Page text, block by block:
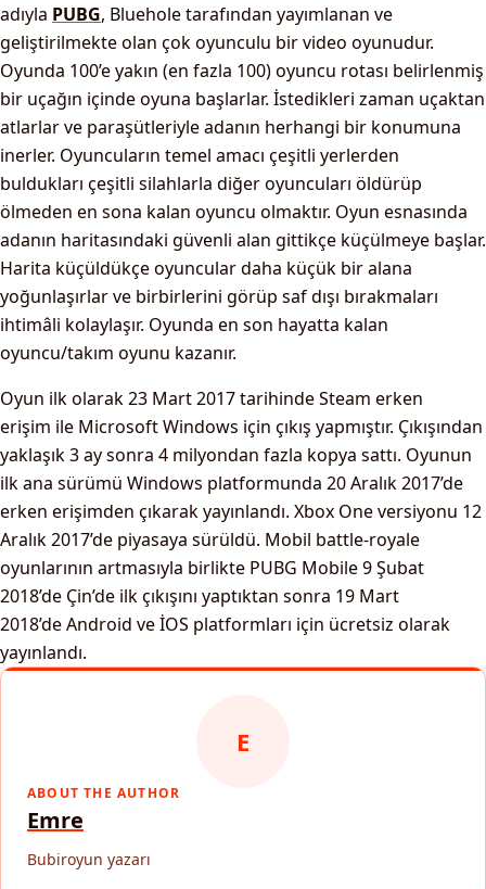
adıyla PUBG, Bluehole tarafından yayımlanan ve
geliştirilmekte olan çok oyunculu bir video oyunudur.
Oyunda 100’e yakın (en fazla 100) oyuncu rotası belirlenmiş
bir uçağın içinde oyuna başlarlar. İstedikleri zaman uçaktan
atlarlar ve paraşütleriyle adanın herhangi bir konumuna
inerler. Oyuncuların temel amacı çeşitli yerlerden
buldukları çeşitli silahlarla diğer oyuncuları öldürüp
ölmeden en sona kalan oyuncu olmaktır. Oyun esnasında
adanın haritasındaki güvenli alan gittikçe küçülmeye başlar.
Harita küçüldükçe oyuncular daha küçük bir alana
yoğunlaşırlar ve birbirlerini görüp saf dışı bırakmaları
ihtimâli kolaylaşır. Oyunda en son hayatta kalan
oyuncu/takım oyunu kazanır.
Oyun ilk olarak 23 Mart 2017 tarihinde Steam erken
erişim ile Microsoft Windows için çıkış yapmıştır. Çıkışından
yaklaşık 3 ay sonra 4 milyondan fazla kopya sattı. Oyunun
ilk ana sürümü Windows platformunda 20 Aralık 2017’de
erken erişimden çıkarak yayınlandı. Xbox One versiyonu 12
Aralık 2017’de piyasaya sürüldü. Mobil battle-royale
oyunlarının artmasıyla birlikte PUBG Mobile 9 Şubat
2018’de Çin’de ilk çıkışını yaptıktan sonra 19 Mart
2018’de Android ve İOS platformları için ücretsiz olarak
yayınlandı.
E
ABOUT THE AUTHOR
Emre
Bubiroyun yazarı